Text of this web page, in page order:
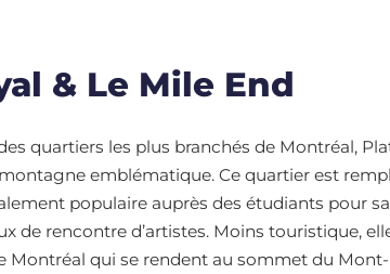
& Le Mile End
quartiers les plus branchés de Montréal,
emblématique. Ce quartier est
populaire auprès des étudiants pour
de rencontre d’artistes. Moins touristique,
Montréal qui se rendent au sommet du